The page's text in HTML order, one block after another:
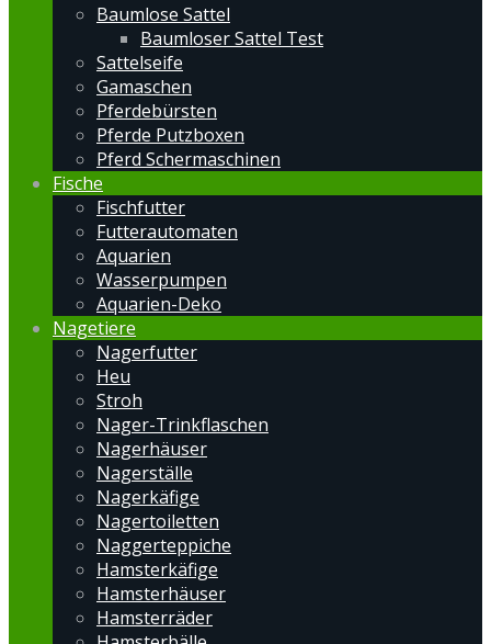
Baumlose Sattel
Baumloser Sattel Test
Sattelseife
Gamaschen
Pferdebürsten
Pferde Putzboxen
Pferd Schermaschinen
Fische
Fischfutter
Futterautomaten
Aquarien
Wasserpumpen
Aquarien-Deko
Nagetiere
Nagerfutter
Heu
Stroh
Nager-Trinkflaschen
Nagerhäuser
Nagerställe
Nagerkäfige
Nagertoiletten
Naggerteppiche
Hamsterkäfige
Hamsterhäuser
Hamsterräder